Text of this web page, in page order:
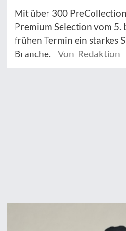
Mit über 300
Premium Selection vom 5.
frühen Termin ein starkes
Branche.
Von Redaktion